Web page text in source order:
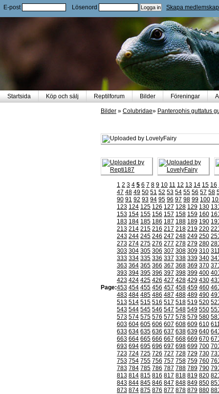
E-post Lösenord Skapa medlemskap
Startsida Köp och sälj Reptilforum Bilder Föreningar
Bilder » Colubridae» Panterophis guttatus
Page:
1 2 3 4 5 6 7 8 9 10 11 12 13 14 15 16
47 48 49 50 51 52 53 54 55 56 57 58
90 91 92 93 94 95 96 97 98 99 100
123 124 125 126 127 128 129 130
153 154 155 156 157 158 159 160
183 184 185 186 187 188 189 190
213 214 215 216 217 218 219 220
243 244 245 246 247 248 249 250
273 274 275 276 277 278 279 280
303 304 305 306 307 308 309 310
333 334 335 336 337 338 339 340
363 364 365 366 367 368 369 370
393 394 395 396 397 398 399 400
423 424 425 426 427 428 429 430
453 454 455 456 457 458 459 460
483 484 485 486 487 488 489 490
513 514 515 516 517 518 519 520
543 544 545 546 547 548 549 550
573 574 575 576 577 578 579 580
603 604 605 606 607 608 609 610
633 634 635 636 637 638 639 640
663 664 665 666 667 668 669 670
693 694 695 696 697 698 699 700
723 724 725 726 727 728 729 730
753 754 755 756 757 758 759 760
783 784 785 786 787 788 789 790
813 814 815 816 817 818 819 820
843 844 845 846 847 848 849 850
873 874 875 876 877 878 879 880